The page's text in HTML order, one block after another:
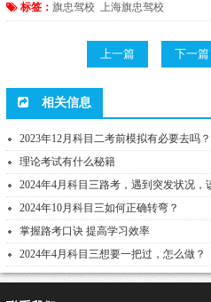
标签： 旗忠驾校 上海旗忠驾校
上一篇 下一篇
相关信息
2023年12月科目二考前模拟有必要去吗？
理论考试有什么秘籍
2024年4月科目三路考，遇到突发状况，
2024年10月科目三如何正确转弯？
掌握路考口诀 提高学习效率
2024年4月科目三想要一把过，怎么做？